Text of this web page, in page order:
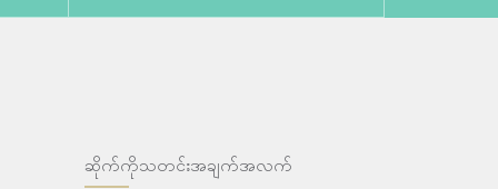
ဆိုက်ကိုသတင်းအချက်အလက်